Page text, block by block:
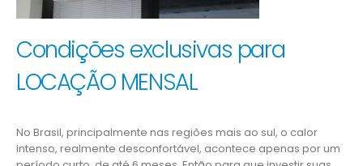
Condições exclusivas para
LOCAÇÃO MENSAL
No Brasil, principalmente nas regiões mais ao sul, o calor
intenso, realmente desconfortável, acontece apenas por um